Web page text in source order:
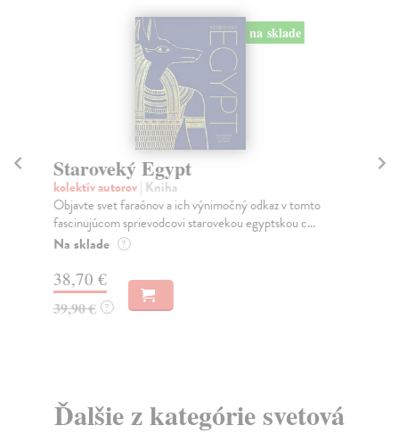
na sklade
Staroveký Egypt
kolektív autorov| Kniha
Objavte svet faraónov a ich výnimočný odkaz v tomto
fascinujúcom sprievodcovi starovekou egyptskou c...
Na sklade ?
38,70 €
39,90 € ?
Ďalšie z kategórie svetová